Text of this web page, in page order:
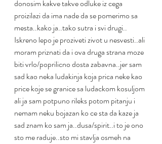
donosim kakve takve odluke iz cega
proizilazi da ima nade da se pomerimo sa
mesta..kako ja..tako sutra i svi drugi..
Iskreno lepo je proziveti zivot u nesvesti..ali
moram priznati da i ova druga strana moze
biti vrlo/poprilicno dosta zabavna..jer sam
sad kao neka ludakinja koja prica neke kao
price koje se granice sa ludackom kosuljom
ali ja sam potpuno rileks potom pitanju i
nemam neku bojazan ko ce sta da kaze ja
sad znam ko sam ja..dusa/spirit..i to je ono
sto me raduje..sto mi stavlja osmeh na